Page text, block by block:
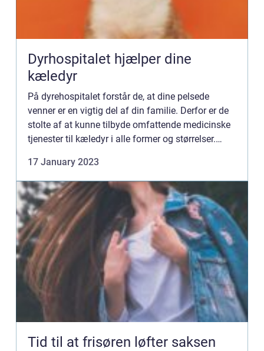
Dyrhospitalet hjælper dine
kæledyr
På dyrehospitalet forstår de, at dine pelsede
venner er en vigtig del af din familie. Derfor er de
stolte af at kunne tilbyde omfattende medicinske
tjenester til kæledyr i alle former og størrelser.
17 January 2023
Tid til at frisøren løfter saksen